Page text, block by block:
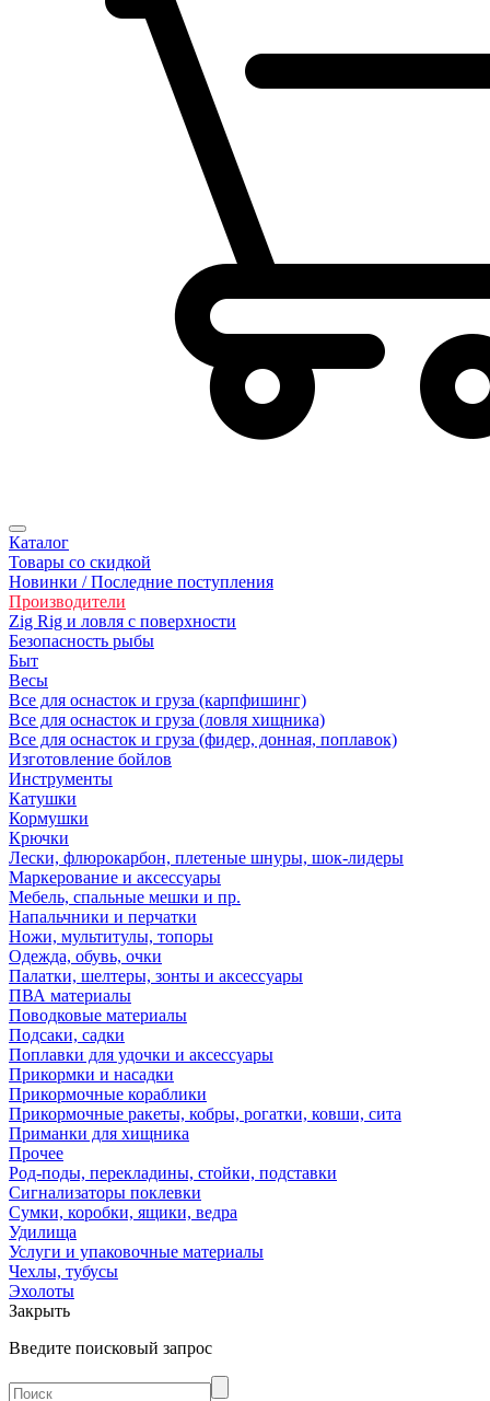
Каталог
Товары со скидкой
Новинки / Последние поступления
Производители
Zig Rig и ловля с поверхности
Безoпасность рыбы
Быт
Весы
Все для оснасток и груза (карпфишинг)
Все для оснасток и груза (ловля хищника)
Все для оснасток и груза (фидер, донная, поплавок)
Изготовление бойлов
Инструменты
Катушки
Кормушки
Крючки
Лески, флюрокарбон, плетеные шнуры, шок-лидеры
Маркерование и аксессуары
Мебель, спальные мешки и пр.
Напальчники и перчатки
Ножи, мультитулы, топоры
Одежда, обувь, очки
Палатки, шелтеры, зонты и аксессуары
ПВА материалы
Поводковые материалы
Подсаки, садки
Поплавки для удочки и аксессуары
Прикормки и насадки
Прикормочные кораблики
Прикормочные ракеты, кобры, рогатки, ковши, сита
Приманки для хищника
Прочее
Род-поды, перекладины, стойки, подставки
Сигнализаторы поклевки
Сумки, коробки, ящики, ведра
Удилища
Услуги и упаковочные материалы
Чехлы, тубусы
Эхолоты
Закрыть
Введите поисковый запрос